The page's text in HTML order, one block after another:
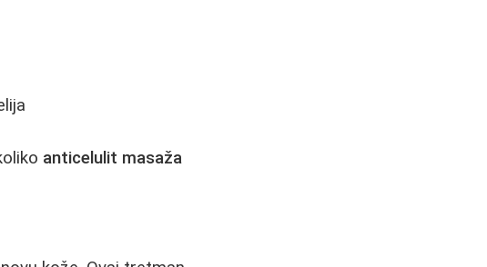
anticelulit masaža